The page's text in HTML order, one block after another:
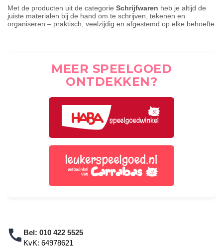
Met de producten uit de categorie Schrijfwaren heb je altijd de
juiste materialen bij de hand om te schrijven, tekenen en
organiseren – praktisch, veelzijdig en afgestemd op elke behoefte
MEER SPEELGOED
ONTDEKKEN?
Bel: 010 422 5525
KvK: 64978621